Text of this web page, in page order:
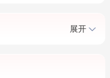
展开